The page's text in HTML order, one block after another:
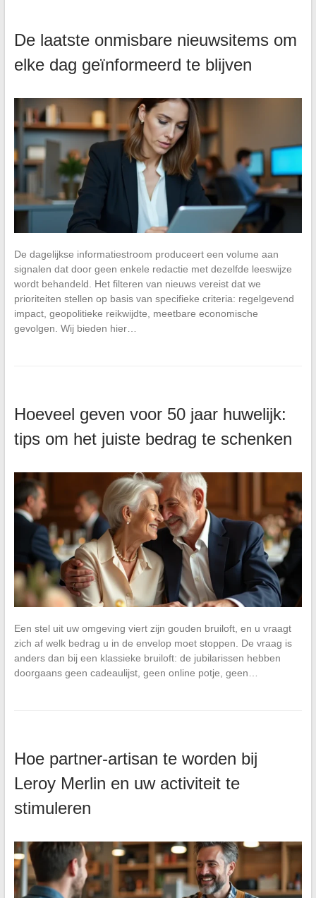
De laatste onmisbare nieuwsitems om
elke dag geïnformeerd te blijven
De dagelijkse informatiestroom produceert een volume aan
signalen dat door geen enkele redactie met dezelfde leeswijze
wordt behandeld. Het filteren van nieuws vereist dat we
prioriteiten stellen op basis van specifieke criteria: regelgevend
impact, geopolitieke reikwijdte, meetbare economische
gevolgen. Wij bieden hier…
Hoeveel geven voor 50 jaar huwelijk:
tips om het juiste bedrag te schenken
Een stel uit uw omgeving viert zijn gouden bruiloft, en u vraagt
zich af welk bedrag u in de envelop moet stoppen. De vraag is
anders dan bij een klassieke bruiloft: de jubilarissen hebben
doorgaans geen cadeaulijst, geen online potje, geen…
Hoe partner-artisan te worden bij
Leroy Merlin en uw activiteit te
stimuleren